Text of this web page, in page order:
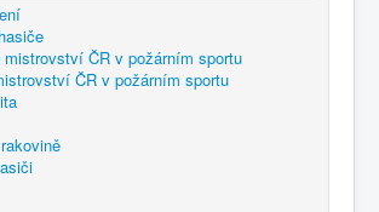
ČR v požárním sportu
ČR v požárním sportu